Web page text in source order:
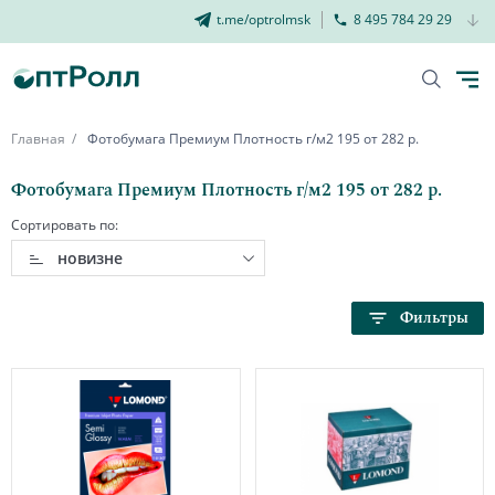
t.me/optrolmsk 8 495 784 29 29
Главная Фотобумага Премиум Плотность г/м2 195 от 282 р.
Фотобумага Премиум Плотность г/м2 195 от 282 р.
Сортировать по:
новизне
Фильтры